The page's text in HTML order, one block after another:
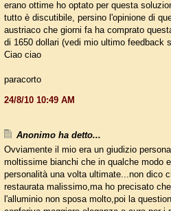
erano ottime ho optato per questa
tutto è discutibile, persino l'opinione di
austriaco che giorni fa ha comprato
di 1650 dollari (vedi mio ultimo feedback
Ciao ciao
paracorto
24/8/10 10:49 AM
Anonimo ha detto...
Ovviamente il mio era un giudizio
moltissime bianchi che in qualche modo
personalità una volta ultimate...non dico
restaurata malissimo,ma ho precisato
l'alluminio non sposa molto,poi la